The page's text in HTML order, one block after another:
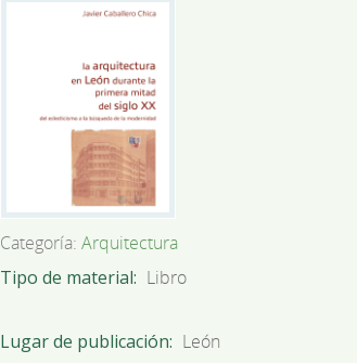
Categoría: Arquitectura
Tipo de material
Libro
Lugar de publicación
León